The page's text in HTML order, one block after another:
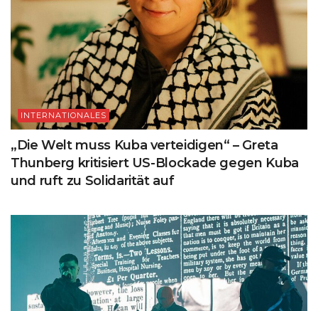
INTERNATIONALES
„Die Welt muss Kuba verteidigen“ – Greta
Thunberg kritisiert US-Blockade gegen Kuba
und ruft zu Solidarität auf